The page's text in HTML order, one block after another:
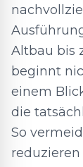
Altbau bis
beginnt
einem
die
So